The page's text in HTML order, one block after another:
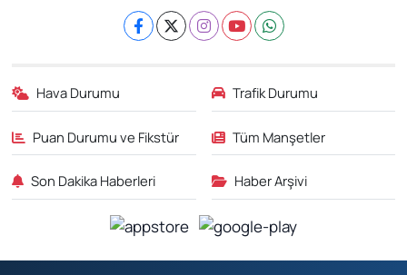
Hava Durumu Trafik Durumu
Puan Durumu ve Fikstür Tüm Manşetler
Son Dakika Haberleri Haber Arşivi